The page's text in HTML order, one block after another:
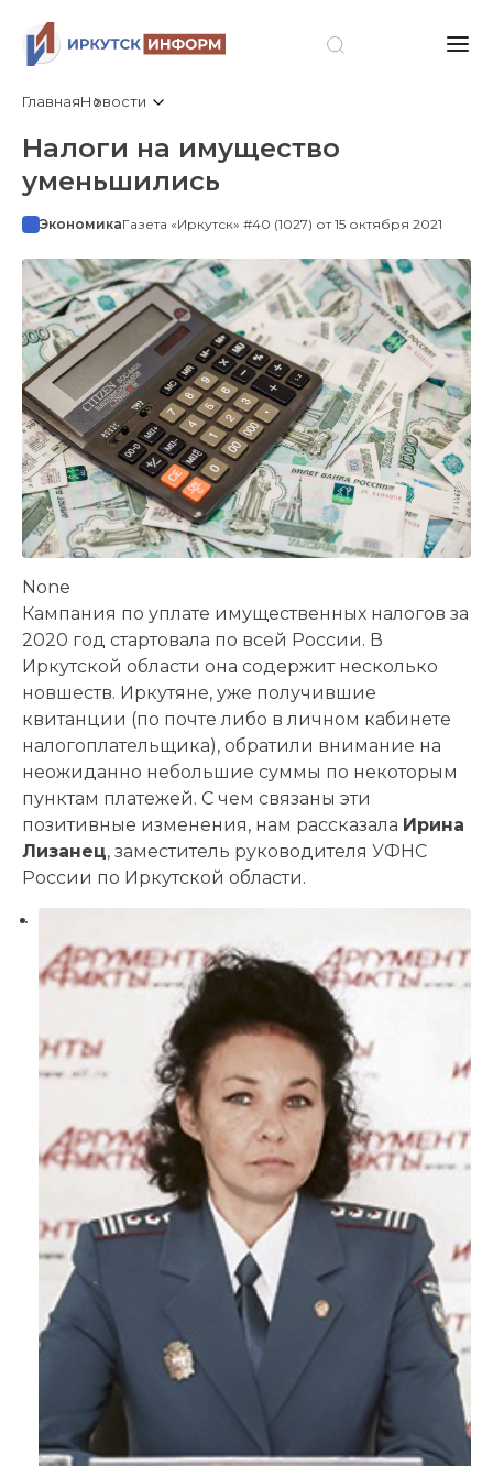
ГлавнаяНовости
Налоги на имущество
уменьшились
ЭкономикаГазета «Иркутск» #40 (1027) от 15 октября 2021
None
Кампания по уплате имущественных налогов за
2020 год стартовала по всей России. В
Иркутской области она содержит несколько
новшеств. Иркутяне, уже получившие
квитанции (по почте либо в личном кабинете
налогоплательщика), обратили внимание на
неожиданно небольшие суммы по некоторым
пунктам платежей. С чем связаны эти
позитивные изменения, нам рассказала Ирина
Лизанец, заместитель руководителя УФНС
России по Иркутской области.